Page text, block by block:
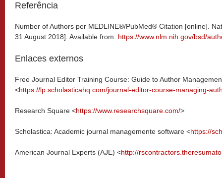
Referência
Number of Authors per MEDLINE®/PubMed® Citation [online].
31 August 2018]. Available from: https://www.nlm.nih.gov/bsd/
Enlaces externos
Free Journal Editor Training Course: Guide to Author
<https://lp.scholasticahq.com/journal-editor-course-managing-
Research Square <https://www.researchsquare.com/>
Scholastica: Academic journal managemente software <https://
American Journal Experts (AJE) <http://